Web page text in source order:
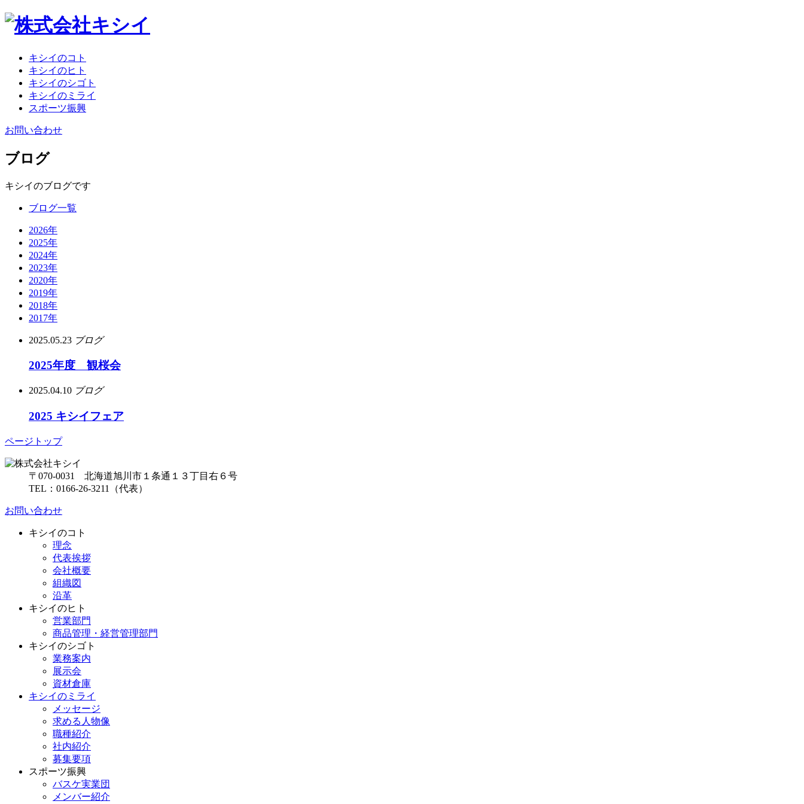
キシイのコト
キシイのヒト
キシイのシゴト
キシイのミライ
スポーツ振興
お問い合わせ
ブログ
キシイのブログです
ブログ一覧
2026年
2025年
2024年
2023年
2020年
2019年
2018年
2017年
2025.05.23 ブログ
2025年度 観桜会
2025.04.10 ブログ
2025 キシイフェア
ページトップ
〒070-0031 北海道旭川市１条通１３丁目右６号
TEL：0166-26-3211（代表）
お問い合わせ
キシイのコト
理念
代表挨拶
会社概要
組織図
沿革
キシイのヒト
営業部門
商品管理・経営管理部門
キシイのシゴト
業務案内
展示会
資材倉庫
キシイのミライ
メッセージ
求める人物像
職種紹介
社内紹介
募集要項
スポーツ振興
バスケ実業団
メンバー紹介